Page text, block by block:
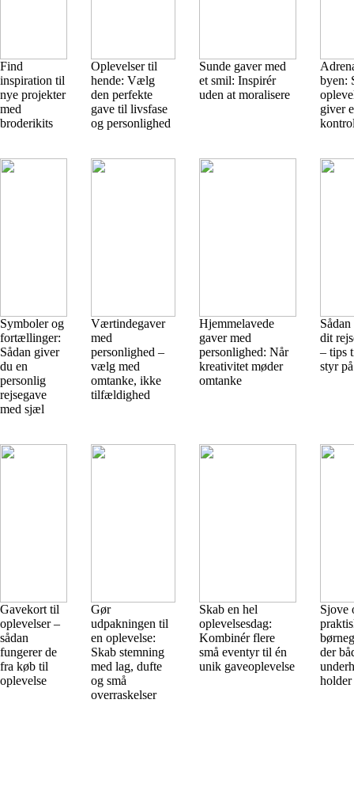
Find
inspiration til
nye projekter
med
broderikits
Oplevelser til
hende: Vælg
den perfekte
gave til livsfase
og personlighed
Sunde gaver med
et smil: Inspirér
uden at moralisere
byen:
giver
Symboler og
fortællinger:
Sådan giver
du en
personlig
rejsegave
med sjæl
Værtindegaver
med
personlighed –
vælg med
omtanke, ikke
tilfældighed
Hjemmelavede
gaver med
personlighed: Når
kreativitet møder
omtanke
dit
– tips
styr
Gavekort til
oplevelser –
sådan
fungerer de
fra køb til
oplevelse
Gør
udpakningen til
en oplevelse:
Skab stemning
med lag, dufte
og små
overraskelser
Skab en hel
oplevelsesdag:
Kombinér flere
små eventyr til én
unik gaveoplevelse
Sjove
der
holder